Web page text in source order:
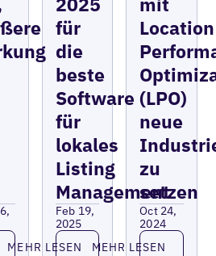
Sie mehr
für
die
beste
Software
für
lokales
Listing
Management
Feb 19,
2025
Lesen Sie mehr
MEHR LESEN
Location
(LPO)
neue
zu
setzen
Oct 24,
2024
Lesen Sie
MEHR LESEN